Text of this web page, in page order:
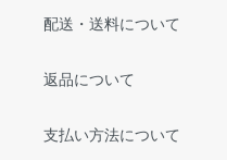
配送・送料について
返品について
支払い方法について